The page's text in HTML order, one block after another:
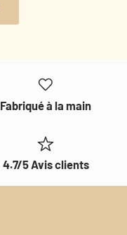
Fabriqué à la main
4.7/5 Avis clients